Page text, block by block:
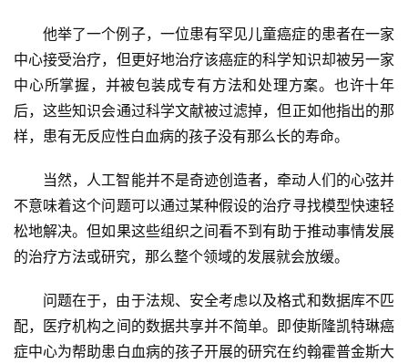
他举了一个例子，一位患有罕见儿童癌症的患者在一家
中心接受治疗，但更好地治疗该癌症的科学知识却被另一家
中心所掌握，并被包装成专有方法和处理方案。也许十年
后，这些知识会通过科学文献被过滤掉，但正如他指出的那
样，患有无反应性白血病的孩子没有那么长的寿命。
当然，人工智能并不是奇迹创造者，牵动人们的心弦并
不意味着这个问题可以通过某种假设的治疗寻找模型快速轻
松地解决。但如果这些组织之间看不到有助于推动事情发展
的治疗方法或研究，那么整个领域的发展就会放缓。
问题在于，由于法规、安全考虑以及格式和数据库不匹
配，医疗机构之间的数据共享并不简单。即使斯隆凯特琳癌
症中心为帮助患白血病的孩子开展的研究在约翰霍普金斯大